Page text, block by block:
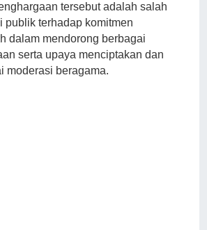
tersebut adalah salah
publik terhadap komitmen
dalam mendorong berbagai
serta upaya menciptakan dan
moderasi beragama.